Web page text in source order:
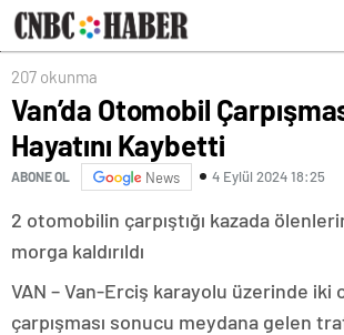
207 okunma
Van’da Otomobil
Hayatını Kaybetti
ABONE OL News 4 Eylül 2024 18:25
2 otomobilin çarpıştığı kazada
morga kaldırıldı
VAN – Van-Erciş karayolu üzerinde iki
çarpışması sonucu meydana gelen